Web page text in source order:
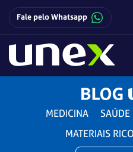
Fale pelo Whatsapp
MEDICINA SAÚDE
MATERIAIS